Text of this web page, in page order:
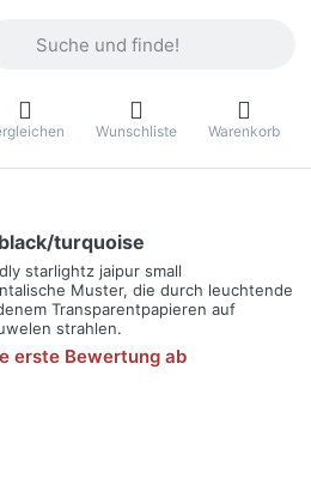
Wunschliste Warenkorb
turquoise
starlightz jaipur small
Muster, die durch leuchtende
Transparentpapieren auf
strahlen.
erste Bewertung ab